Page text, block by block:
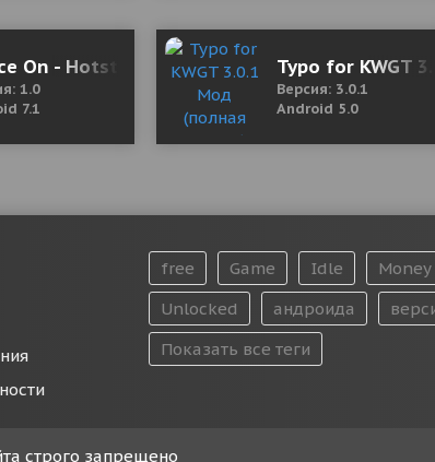
On - Hotsteps Mobile 1.0 Мод (полная
1.0
7.1
Typo for KWGT
Версия: 3.0.1
Android 5.0
free Game Idle Money
Unlocked
андроида
Показать все теги
строго запрещено